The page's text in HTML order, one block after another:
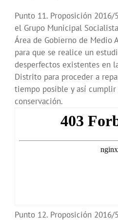
Punto 11. Proposición
el Grupo Municipal
Área de Gobierno de Medio
para que se realice un
desperfectos existentes en
Distrito para proceder a
tiempo posible y así cumplir
conservación.
Punto 12. Proposición